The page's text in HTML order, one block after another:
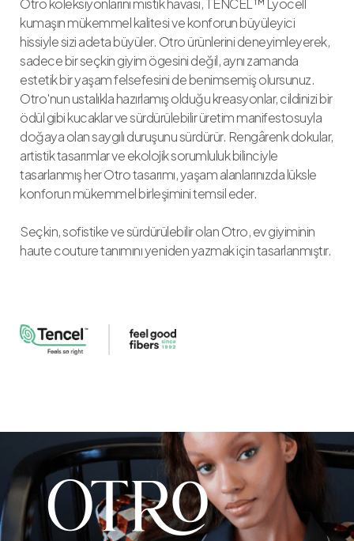
Otro koleksiyonlarını mistik havası, TENCEL™ Lyocell
kumaşın mükemmel kalitesi ve konforun büyüleyici
hissiyle sizi adeta büyüler. Otro ürünlerini deneyimleyerek,
sadece bir seçkin giyim ögesini değil, aynı zamanda
estetik bir yaşam felsefesini de benimsemiş olursunuz.
Otro'nun ustalıkla hazırlamış olduğu kreasyonlar, cildinizi bir
ödül gibi kucaklar ve sürdürülebilir üretim manifestosuyla
doğaya olan saygılı duruşunu sürdürür. Rengârenk dokular,
artistik tasarımlar ve ekolojik sorumluluk bilinciyle
tasarlanmış her Otro tasarımı, yaşam alanlarınızda lüksle
konforun mükemmel birleşimini temsil eder.
Seçkin, sofistike ve sürdürülebilir olan Otro, ev giyiminin
haute couture tanımını yeniden yazmak için tasarlanmıştır.